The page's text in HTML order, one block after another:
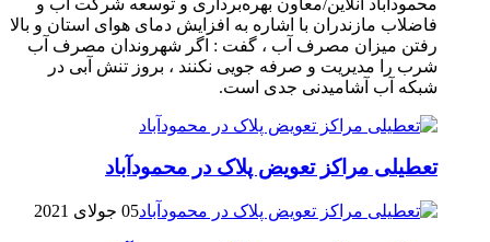
فاضلاب مازندران با اشاره به افزایش دمای هوای استان و بالا
رفتن میزان مصرف آب ، گفت : اگر شهروندان مصرف آب
شرب را مدیریت و صرفه جویی نکنند ، بروز تنش آبی در
شبکه آب آشامیدنی جدی است.
تعطیلی مراکز تعویض پلاک در محمودآباد
05 جولای 2021